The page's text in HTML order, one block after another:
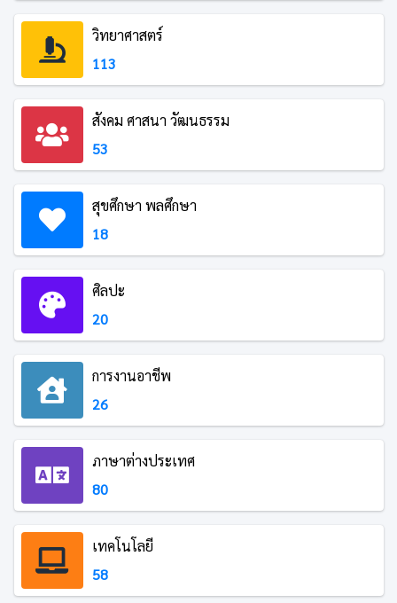
วิทยาศาสตร์
113
สังคม ศาสนา วัฒนธรรม
53
สุขศึกษา พลศึกษา
18
ศิลปะ
20
การงานอาชีพ
26
ภาษาต่างประเทศ
80
เทคโนโลยี
58